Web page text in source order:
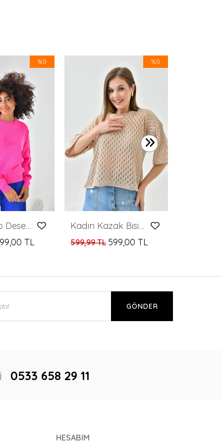
%0
Kadın Kalp Desenli Kabartmalı Kazak
TL
%0
Kadın Kazak Bisiklet Yaka Kısa Kollu Delikli Desenli Kadın Kazak Camel - 10720
599,99 TL 599,00 TL
GÖNDER
0533 658 29 11
HESABIM